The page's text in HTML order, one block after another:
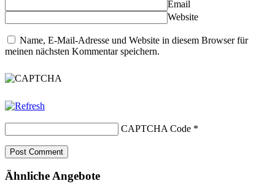
Email
Website
Name, E-Mail-Adresse und Website in diesem Browser für
meinen nächsten Kommentar speichern.
CAPTCHA Code *
Ähnliche Angebote